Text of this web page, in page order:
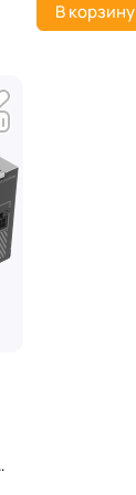
В корзину